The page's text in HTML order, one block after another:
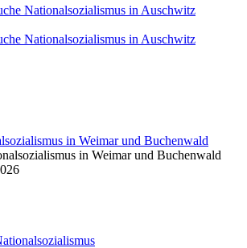
Nationalsozialismus in Auschwitz
Nationalsozialismus in Auschwitz
in Weimar und Buchenwald